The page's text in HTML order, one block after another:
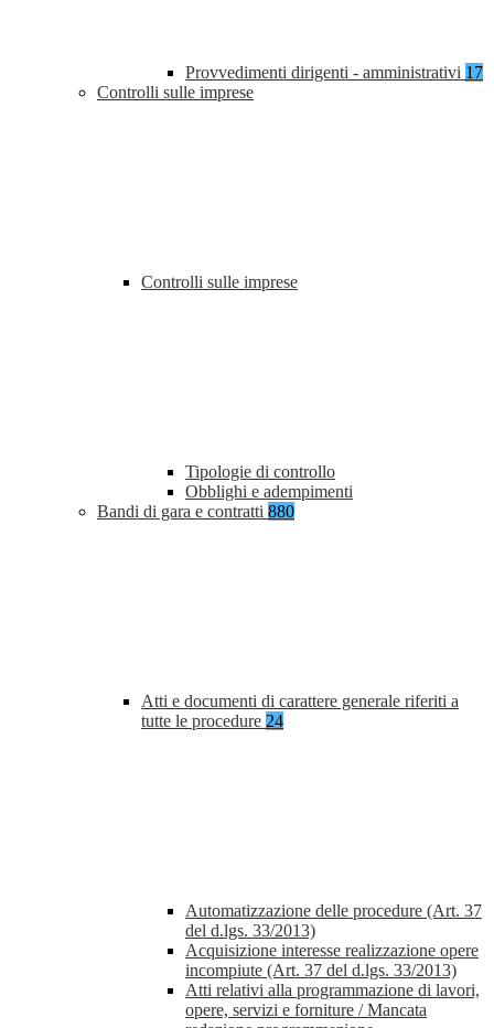
Provvedimenti dirigenti - amministrativi 17
Controlli sulle imprese
Controlli sulle imprese
Tipologie di controllo
Obblighi e adempimenti
Bandi di gara e contratti 880
Atti e documenti di carattere generale riferiti a
tutte le procedure 24
Automatizzazione delle procedure (Art. 37
del d.lgs. 33/2013)
Acquisizione interesse realizzazione opere
incompiute (Art. 37 del d.lgs. 33/2013)
Atti relativi alla programmazione di lavori,
opere, servizi e forniture / Mancata